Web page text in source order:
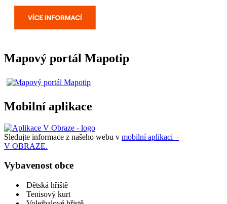
Mapový portál Mapotip
Mobilní aplikace
Sledujte informace z našeho webu v mobilní aplikaci –
V OBRAZE.
Vybavenost obce
Dětská hřiště
Tenisový kurt